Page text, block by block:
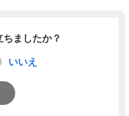
ましたか？
いいえ